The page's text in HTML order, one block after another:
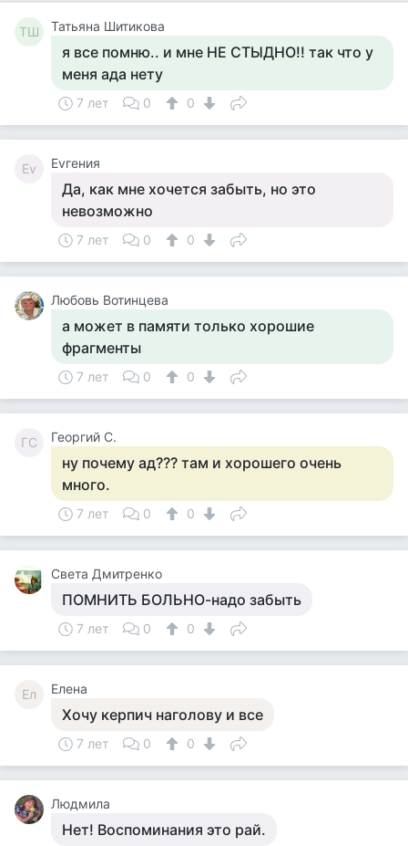
ТШ Татьяна Шитикова
я все помню.. и мне НЕ СТЫДНО!! так что у
меня ада нету
7 лет 0 0
Ev Evгения
Да, как мне хочется забыть, но это
невозможно
7 лет 0 0
Любовь Вотинцева
а может в памяти только хорошие
фрагменты
7 лет 0 0
ГС Георгий С.
ну почему ад??? там и хорошего очень
много.
7 лет 0 0
Света Дмитренко
ПОМНИТЬ БОЛЬНО-надо забыть
7 лет 0 0
Ел Елена
Хочу керпич наголову и все
7 лет 0 0
Людмила
Нет! Воспоминания это рай.